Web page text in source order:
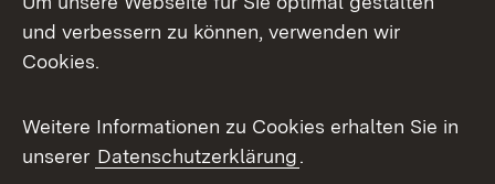
Facebook
X / Twitter
Youtube
und verbessern zu können, verwenden wir
Cookies.
Weitere Informationen zu Cookies erhalten Sie in
unserer Datenschutzerklärung.